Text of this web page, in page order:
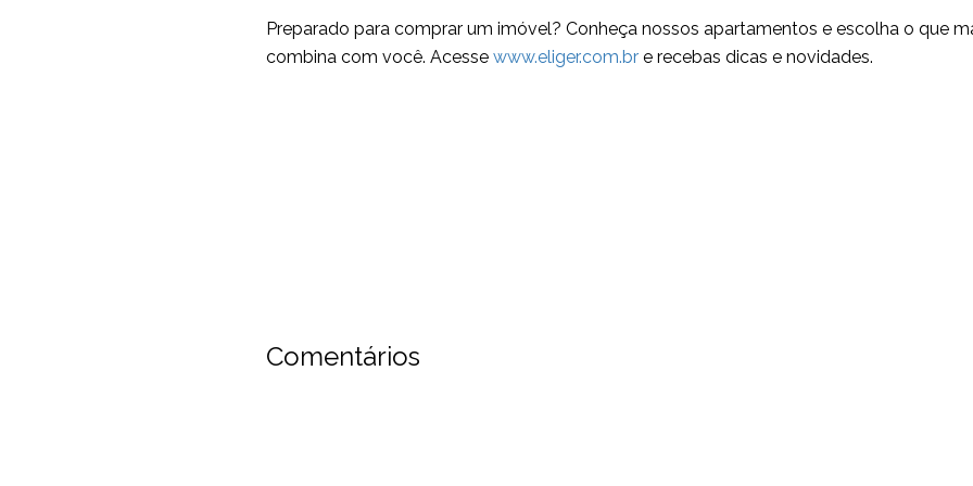
Preparado para comprar um imóvel? Conheça nossos apartamentos e escolha o que
combina com você. Acesse www.eliger.com.bre recebas dicas e novidades.
Comentários